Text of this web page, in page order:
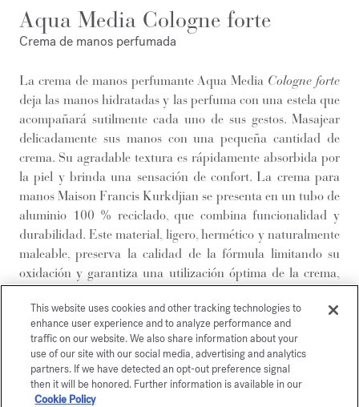
Aqua Media Cologne forte
Crema de manos perfumada
La crema de manos perfumante Aqua Media Cologne forte
deja las manos hidratadas y las perfuma con una estela que
acompañará sutilmente cada uno de sus gestos. Masajear
delicadamente sus manos con una pequeña cantidad de
crema. Su agradable textura es rápidamente absorbida por
la piel y brinda una sensación de confort. La crema para
manos Maison Francis Kurkdjian se presenta en un tubo de
aluminio 100 % reciclado, que combina funcionalidad y
durabilidad. Este material, ligero, hermético y naturalmente
maleable, preserva la calidad de la fórmula limitando su
oxidación y garantiza una utilización óptima de la crema,
retoma la forma cuadrada de los cabujones de perfume y
lleva el monograma de la Maison. Evocación del agua y de
la luz, el verde es el color central del arco iris, que refleja el
equilibrio en movimiento. Se expresa en la frescura vibrante
de Aqua Media Cologne forte, una fragancia hespéride
This website uses cookies and other tracking technologies to
enhance user experience and to analyze performance and
traffic on our website. We also share information about your
use of our site with our social media, advertising and analytics
partners. If we have detected an opt-out preference signal
then it will be honored. Further information is available in our
Cookie Policy